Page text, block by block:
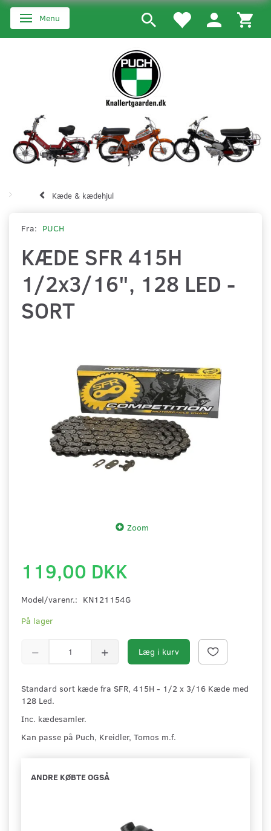
Skifte navigation
Menu
Kæde & kædehjul
Fra: PUCH
KÆDE SFR 415H
1/2x3/16", 128 LED -
SORT
Zoom
119,00 DKK
Model/varenr.: KN121154G
På lager
Læg i kurv
Standard sort kæde fra SFR, 415H - 1/2 x 3/16 Kæde med
128 Led.
Inc. kædesamler.
Kan passe på Puch, Kreidler, Tomos m.f.
ANDRE KØBTE OGSÅ